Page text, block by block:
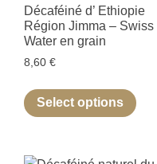
Décaféiné d’ Ethiopie
Région Jimma – Swiss
Water en grain
8,60 €
Select options